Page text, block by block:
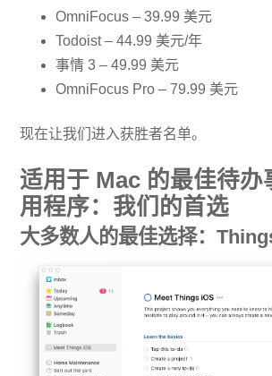
OmniFocus – 39.99 美元
Todoist – 44.99 美元/年
事情 3 – 49.99 美元
OmniFocus Pro – 79.99 美元
现在让我们进入获胜者名单。
适用于 Mac 的最佳待办
用程序：我们的首选
大多数人的最佳选择：